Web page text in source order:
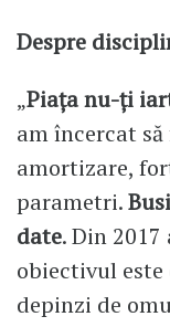
Despre
„Piața nu-ți
am încercat
amortizare,
parametri.
date. Din
obiectivul
depinzi de